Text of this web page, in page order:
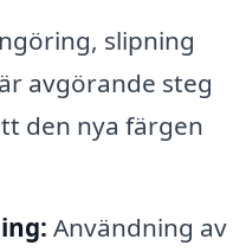
slipning
avgörande steg
den nya färgen
Användning av